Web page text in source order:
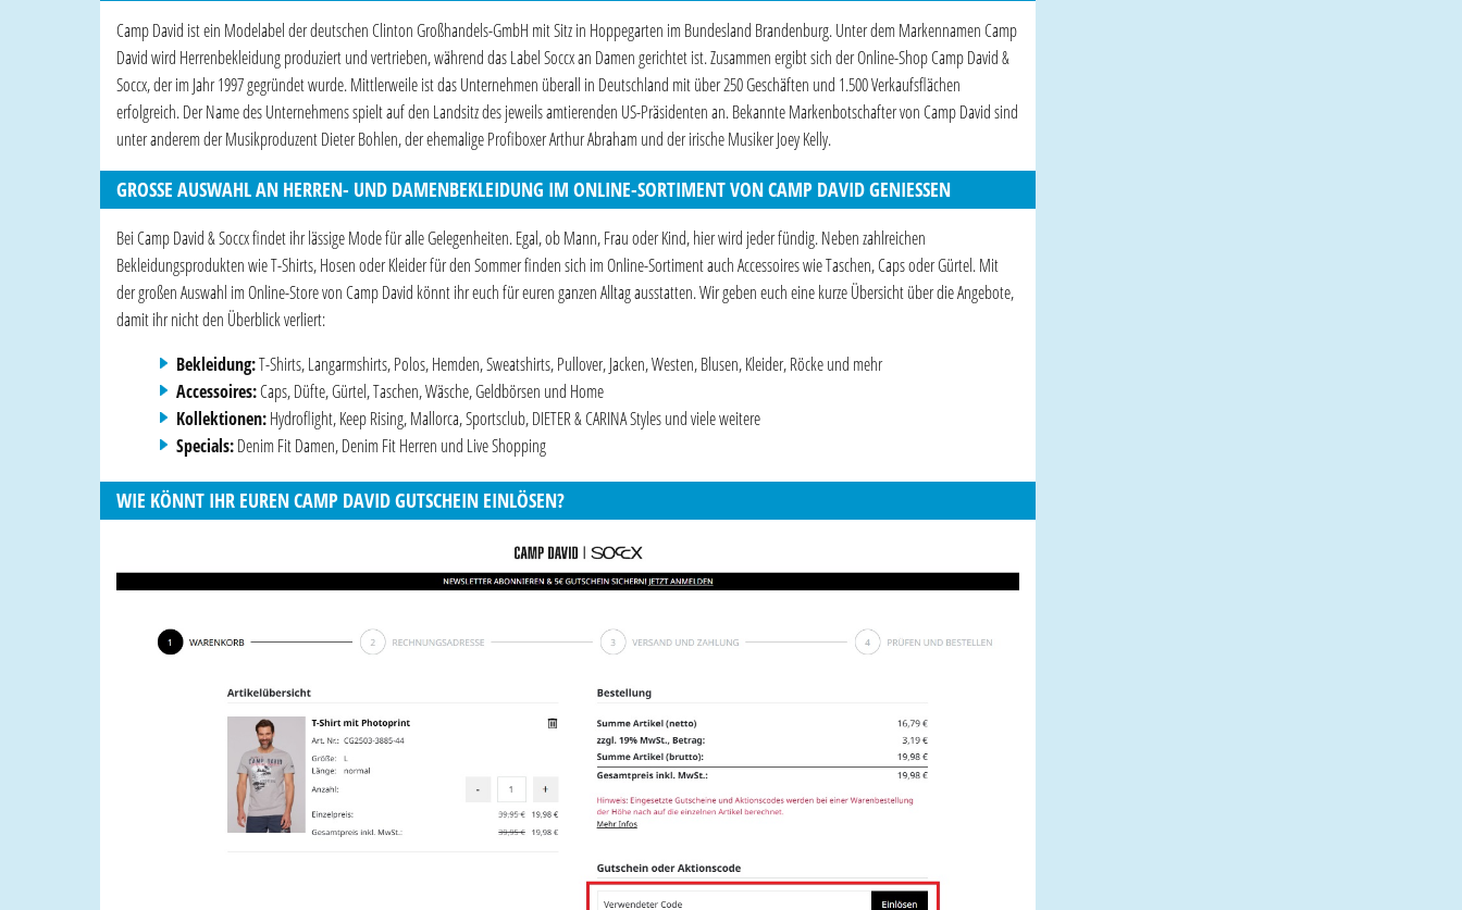
Camp David ist ein Modelabel der deutschen Clinton Großhandels-GmbH mit Sitz in Hoppegarten im Bundesland Brandenburg. Unter dem Markennamen Camp
David wird Herrenbekleidung produziert und vertrieben, während das Label Soccx an Damen gerichtet ist. Zusammen ergibt sich der Online-Shop Camp David &
Soccx, der im Jahr 1997 gegründet wurde. Mittlerweile ist das Unternehmen überall in Deutschland mit über 250 Geschäften und 1.500 Verkaufsflächen
erfolgreich. Der Name des Unternehmens spielt auf den Landsitz des jeweils amtierenden US-Präsidenten an. Bekannte Markenbotschafter von Camp David sind
unter anderem der Musikproduzent Dieter Bohlen, der ehemalige Profiboxer Arthur Abraham und der irische Musiker Joey Kelly.
GROSSE AUSWAHL AN HERREN- UND DAMENBEKLEIDUNG IM ONLINE-SORTIMENT VON CAMP DAVID GENIESSEN
Bei Camp David & Soccx findet ihr lässige Mode für alle Gelegenheiten. Egal, ob Mann, Frau oder Kind, hier wird jeder fündig. Neben zahlreichen
Bekleidungsprodukten wie T-Shirts, Hosen oder Kleider für den Sommer finden sich im Online-Sortiment auch Accessoires wie Taschen, Caps oder Gürtel. Mit
der großen Auswahl im Online-Store von Camp David könnt ihr euch für euren ganzen Alltag ausstatten. Wir geben euch eine kurze Übersicht über die Angebote,
damit ihr nicht den Überblick verliert:
Bekleidung:T-Shirts, Langarmshirts, Polos, Hemden, Sweatshirts, Pullover, Jacken, Westen, Blusen, Kleider, Röcke und mehr
Accessoires:Caps, Düfte, Gürtel, Taschen, Wäsche, Geldbörsen und Home
Kollektionen:Hydroflight, Keep Rising, Mallorca, Sportsclub, DIETER & CARINA Styles und viele weitere
Specials:Denim Fit Damen, Denim Fit Herren und Live Shopping
WIE KÖNNT IHR EUREN CAMP DAVID GUTSCHEIN EINLÖSEN?